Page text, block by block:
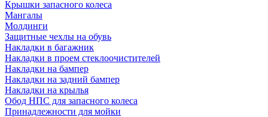
Крышки запасного колеса
Мангалы
Молдинги
Защитные чехлы на обувь
Накладки в багажник
Накладки в проем стеклоочистителей
Накладки на бампер
Накладки на задний бампер
Накладки на крылья
Обод НПС для запасного колеса
Принадлежности для мойки